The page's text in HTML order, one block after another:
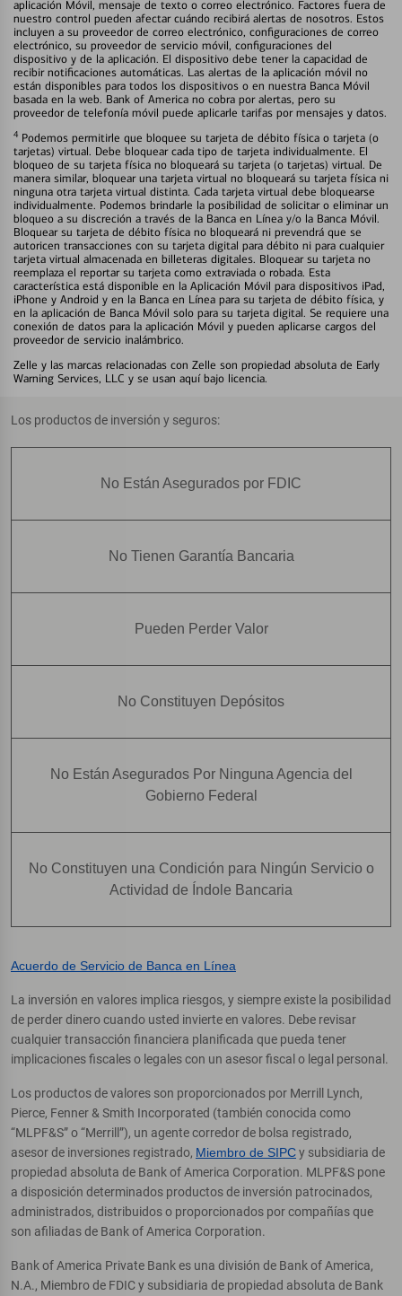
aplicación Móvil, mensaje de texto o correo electrónico. Factores fuera de
nuestro control pueden afectar cuándo recibirá alertas de nosotros. Estos
incluyen a su proveedor de correo electrónico, configuraciones de correo
electrónico, su proveedor de servicio móvil, configuraciones del
dispositivo y de la aplicación. El dispositivo debe tener la capacidad de
recibir notificaciones automáticas. Las alertas de la aplicación móvil no
están disponibles para todos los dispositivos o en nuestra Banca Móvil
basada en la web. Bank of America no cobra por alertas, pero su
proveedor de telefonía móvil puede aplicarle tarifas por mensajes y datos.
4 Podemos permitirle que bloquee su tarjeta de débito física o tarjeta (o
tarjetas) virtual. Debe bloquear cada tipo de tarjeta individualmente. El
bloqueo de su tarjeta física no bloqueará su tarjeta (o tarjetas) virtual. De
manera similar, bloquear una tarjeta virtual no bloqueará su tarjeta física ni
ninguna otra tarjeta virtual distinta. Cada tarjeta virtual debe bloquearse
individualmente. Podemos brindarle la posibilidad de solicitar o eliminar un
bloqueo a su discreción a través de la Banca en Línea y/o la Banca Móvil.
Bloquear su tarjeta de débito física no bloqueará ni prevendrá que se
autoricen transacciones con su tarjeta digital para débito ni para cualquier
tarjeta virtual almacenada en billeteras digitales. Bloquear su tarjeta no
reemplaza el reportar su tarjeta como extraviada o robada. Esta
característica está disponible en la Aplicación Móvil para dispositivos iPad,
iPhone y Android y en la Banca en Línea para su tarjeta de débito física, y
en la aplicación de Banca Móvil solo para su tarjeta digital. Se requiere una
conexión de datos para la aplicación Móvil y pueden aplicarse cargos del
proveedor de servicio inalámbrico.
Zelle y las marcas relacionadas con Zelle son propiedad absoluta de Early
Warning Services, LLC y se usan aquí bajo licencia.
Los productos de inversión y seguros:
No Están Asegurados por FDIC
No Tienen Garantía Bancaria
Pueden Perder Valor
No Constituyen Depósitos
No Están Asegurados Por Ninguna Agencia del
Gobierno Federal
No Constituyen una Condición para Ningún Servicio o
Actividad de Índole Bancaria
Acuerdo de Servicio de Banca en Línea
La inversión en valores implica riesgos, y siempre existe la posibilidad
de perder dinero cuando usted invierte en valores. Debe revisar
cualquier transacción financiera planificada que pueda tener
implicaciones fiscales o legales con un asesor fiscal o legal personal.
Los productos de valores son proporcionados por Merrill Lynch,
Pierce, Fenner & Smith Incorporated (también conocida como
“MLPF&S” o “Merrill”), un agente corredor de bolsa registrado,
asesor de inversiones registrado, Miembro de SIPCy subsidiaria de
propiedad absoluta de Bank of America Corporation. MLPF&S pone
a disposición determinados productos de inversión patrocinados,
administrados, distribuidos o proporcionados por compañías que
son afiliadas de Bank of America Corporation.
Bank of America Private Bank es una división de Bank of America,
N.A., Miembro de FDIC y subsidiaria de propiedad absoluta de Bank